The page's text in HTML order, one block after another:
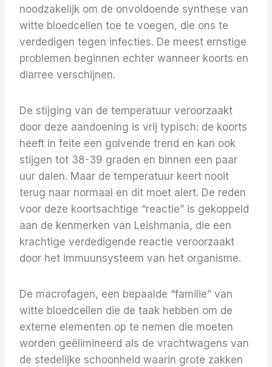
noodzakelijk om de onvoldoende synthese van
witte bloedcellen toe te voegen, die ons te
verdedigen tegen infecties. De meest ernstige
problemen beginnen echter wanneer koorts en
diarree verschijnen.
De stijging van de temperatuur veroorzaakt
door deze aandoening is vrij typisch: de koorts
heeft in feite een golvende trend en kan ook
stijgen tot 38-39 graden en binnen een paar
uur dalen. Maar de temperatuur keert nooit
terug naar normaal en dit moet alert. De reden
voor deze koortsachtige “reactie” is gekoppeld
aan de kenmerken van Leishmania, die een
krachtige verdedigende reactie veroorzaakt
door het immuunsysteem van het organisme.
De macrofagen, een bepaalde “familie” van
witte bloedcellen die de taak hebben om de
externe elementen op te nemen die moeten
worden geëlimineerd als de vrachtwagens van
de stedelijke schoonheid waarin grote zakken